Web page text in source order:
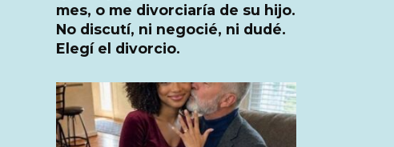
mes, o me divorciaría de su hijo.
No discutí, ni negocié, ni dudé.
Elegí el divorcio.